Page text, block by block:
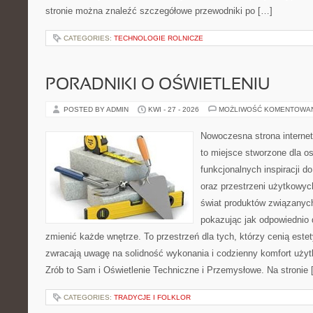
stronie można znaleźć szczegółowe przewodniki po […]
CATEGORIES: TECHNOLOGIE ROLNICZE
PORADNIKI O OŚWIETLENIU
POSTED BY ADMIN KWI - 27 - 2026 MOŻLIWOŚĆ
Nowoczesna strona
to miejsce stworzone dla
funkcjonalnych inspiracji
oraz przestrzeni
świat produktów
pokazując jak odpowiednio
zmienić każde wnętrze. To przestrzeń dla tych, którzy cenią
zwracają uwagę na solidność wykonania i codzienny komfort
Zrób to Sam i Oświetlenie Techniczne i Przemysłowe. Na
CATEGORIES: TRADYCJE I FOLKLOR